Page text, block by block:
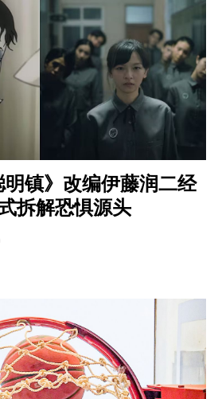
镇》改编伊藤润二经
拆解恐惧源头